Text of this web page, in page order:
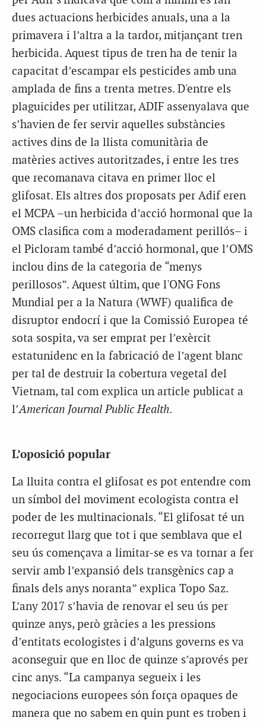
dues actuacions herbicides anuals, una a la
primavera i l’altra a la tardor, mitjançant tren
herbicida. Aquest tipus de tren ha de tenir la
capacitat d’escampar els pesticides amb una
amplada de fins a trenta metres. D'entre els
plaguicides per utilitzar, ADIF assenyalava que
s’havien de fer servir aquelles substàncies
actives dins de la llista comunitària de
matèries actives autoritzades, i entre les tres
que recomanava citava en primer lloc el
glifosat. Els altres dos proposats per Adif eren
el MCPA –un herbicida d’acció hormonal que la
OMS clasifica com a moderadament perillós– i
el Picloram també d’acció hormonal, que l’OMS
inclou dins de la categoria de “menys
perillosos”. Aquest últim, que l'ONG Fons
Mundial per a la Natura (WWF) qualifica de
disruptor endocrí i que la Comissió Europea té
sota sospita, va ser emprat per l’exèrcit
estatunidenc en la fabricació de l’agent blanc
per tal de destruir la cobertura vegetal del
Vietnam, tal com explica un article publicat a
l’American Journal Public Health.
L’oposició popular
La lluita contra el glifosat es pot entendre com
un símbol del moviment ecologista contra el
poder de les multinacionals. “El glifosat té un
recorregut llarg que tot i que semblava que el
seu ús començava a limitar-se es va tornar a fer
servir amb l’expansió dels transgènics cap a
finals dels anys noranta” explica Topo Saz.
L’any 2017 s’havia de renovar el seu ús per
quinze anys, però gràcies a les pressions
d’entitats ecologistes i d’alguns governs es va
aconseguir que en lloc de quinze s’aprovés per
cinc anys. “La campanya segueix i les
negociacions europees són força opaques de
manera que no sabem en quin punt es troben i